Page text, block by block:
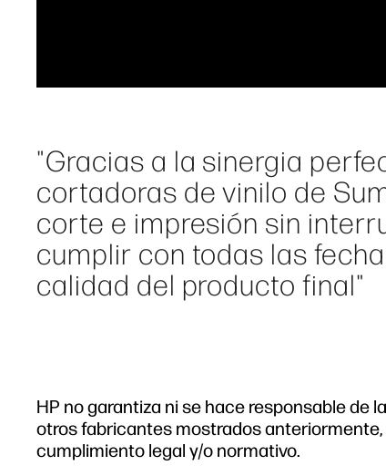
"Gracias a la sinergia
cortadoras de vinilo de
corte e impresión sin
cumplir con todas las
calidad del producto final"
HP no garantiza ni se hace responsable de
otros fabricantes mostrados
cumplimiento legal y/o normativo.